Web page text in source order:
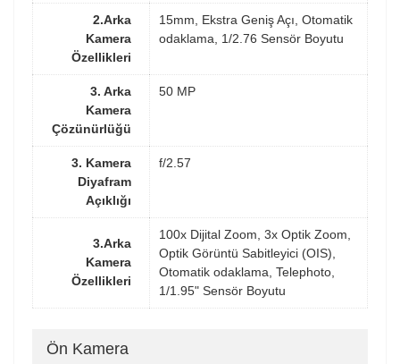
2.Arka
Kamera
Özellikleri
15mm, Ekstra Geniş Açı, Otomatik
odaklama, 1/2.76 Sensör Boyutu
3. Arka
Kamera
Çözünürlüğü
50 MP
3. Kamera
Diyafram
Açıklığı
f/2.57
3.Arka
Kamera
Özellikleri
100x Dijital Zoom, 3x Optik Zoom,
Optik Görüntü Sabitleyici (OIS),
Otomatik odaklama, Telephoto,
1/1.95" Sensör Boyutu
Ön Kamera